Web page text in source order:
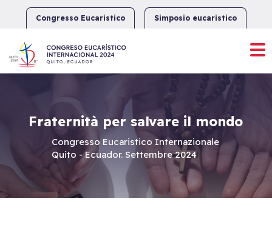
content
Congresso Eucaristico Simposio eucaristico
Fraternità per salvare il mondo
Congresso Eucaristico Internazionale
Quito - Ecuador. Settembre 2024